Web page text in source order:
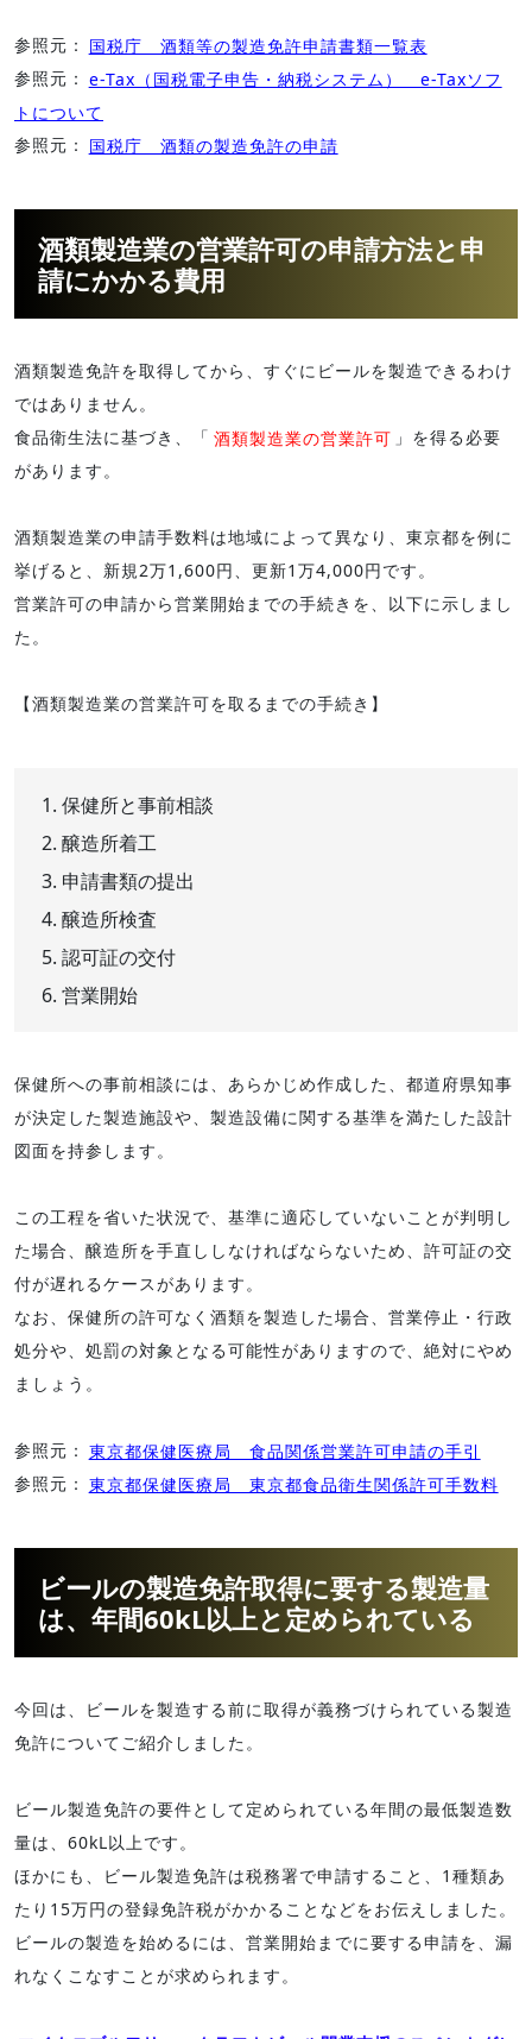
参照元： 国税庁 酒類等の製造免許申請書類一覧表
参照元： e-Tax（国税電子申告・納税システム） e-Taxソフ
トについて
参照元： 国税庁 酒類の製造免許の申請
酒類製造業の営業許可の申請方法と申
請にかかる費用
酒類製造免許を取得してから、すぐにビールを製造できるわけ
ではありません。
食品衛生法に基づき、「 酒類製造業の営業許可 」を得る必要
があります。
酒類製造業の申請手数料は地域によって異なり、東京都を例に
挙げると、新規2万1,600円、更新1万4,000円です。
営業許可の申請から営業開始までの手続きを、以下に示しまし
た。
【酒類製造業の営業許可を取るまでの手続き】
保健所と事前相談
醸造所着工
申請書類の提出
醸造所検査
認可証の交付
営業開始
保健所への事前相談には、あらかじめ作成した、都道府県知事
が決定した製造施設や、製造設備に関する基準を満たした設計
図面を持参します。
この工程を省いた状況で、基準に適応していないことが判明し
た場合、醸造所を手直ししなければならないため、許可証の交
付が遅れるケースがあります。
なお、保健所の許可なく酒類を製造した場合、営業停止・行政
処分や、処罰の対象となる可能性がありますので、絶対にやめ
ましょう。
参照元： 東京都保健医療局 食品関係営業許可申請の手引
参照元： 東京都保健医療局 東京都食品衛生関係許可手数料
ビールの製造免許取得に要する製造量
は、年間60kL以上と定められている
今回は、ビールを製造する前に取得が義務づけられている製造
免許についてご紹介しました。
ビール製造免許の要件として定められている年間の最低製造数
量は、60kL以上です。
ほかにも、ビール製造免許は税務署で申請すること、1種類あ
たり15万円の登録免許税がかかることなどをお伝えしました。
ビールの製造を始めるには、営業開始までに要する申請を、漏
れなくこなすことが求められます。